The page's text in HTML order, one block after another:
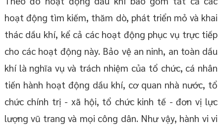
hoạt động tìm kiếm, thăm dò, phát triển mỏ và khai
thác dầu khí, kể cả các hoạt động phục vụ trực tiếp
cho các hoạt động này. Bảo vệ an ninh, an toàn dầu
khí là nghĩa vụ và trách nhiệm của tổ chức, cá nhân
tiến hành hoạt động dầu khí, cơ quan nhà nước, tổ
chức chính trị - xã hội, tổ chức kinh tế - đơn vị lực
lượng vũ trang và mọi công dân. Như vậy, hành vi vi